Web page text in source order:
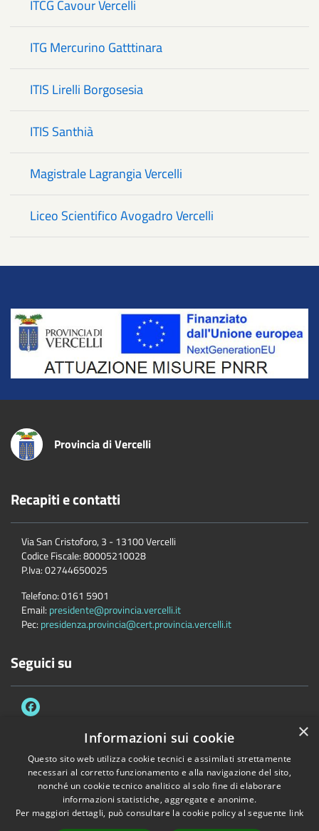
ITCG Cavour Vercelli
ITG Mercurino Gatttinara
ITIS Lirelli Borgosesia
ITIS Santhià
Magistrale Lagrangia Vercelli
Liceo Scientifico Avogadro Vercelli
Title
Provincia di Vercelli
Recapiti e contatti
Via San Cristoforo, 3 - 13100 Vercelli
Codice Fiscale:80005210028
P.Iva:02744650025
Telefono:0161 5901
Email: presidente@provincia.vercelli.it
Pec: presidenza.provincia@cert.provincia.vercelli.it
Seguici su
Accessibilità Privacy Cookie
Mappa del sito
Dichiarazione di accessibilità e meccanismo di feedback
Link Utili
Copyright © 2026 • Provincia di Vercelli • Powered byMunicipium•
Accesso redazione
×
Informazioni sui cookie
Questo sito web utilizza cookie tecnici e assimilati strettamente
necessari al corretto funzionamento e alla navigazione del sito,
nonché un cookie tecnico analitico al solo fine di elaborare
informazioni statistiche, aggregate e anonime.
Per maggiori dettagli, può consultare la cookie policy al seguente link